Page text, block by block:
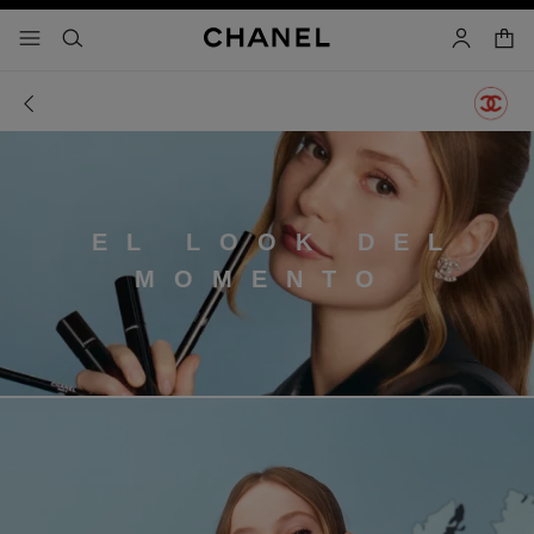
- navegación principal
buscar cuenta
EL LOOK DEL
MOMENTO